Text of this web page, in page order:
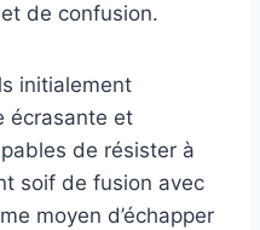
de confusion.
initialement
écrasante et
de résister à
soif de fusion avec
moyen d’échapper